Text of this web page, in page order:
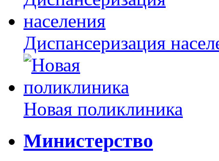
Диспансеризация
Новая поликлиника
Министерство